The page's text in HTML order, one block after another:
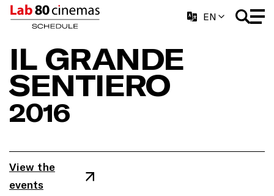
EN
IL GRANDE
SENTIERO
2016
View the
events